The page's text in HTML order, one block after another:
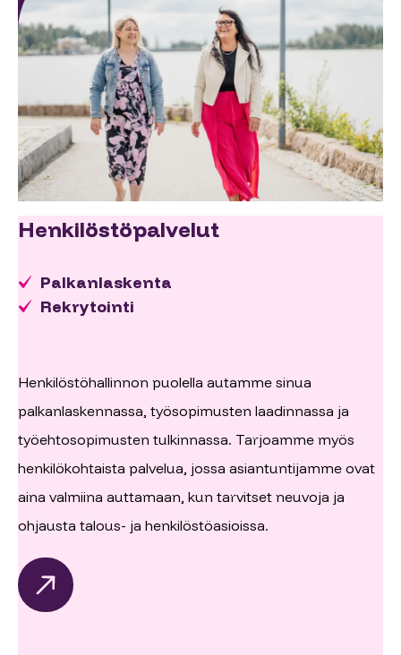
Henkilöstöpalvelut
Palkanlaskenta
Rekrytointi
Henkilöstöhallinnon puolella autamme sinua
palkanlaskennassa, työsopimusten laadinnassa ja
työehtosopimusten tulkinnassa. Tarjoamme myös
henkilökohtaista palvelua, jossa asiantuntijamme ovat
aina valmiina auttamaan, kun tarvitset neuvoja ja
ohjausta talous- ja henkilöstöasioissa.